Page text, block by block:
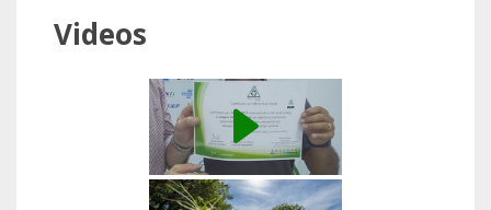
Videos